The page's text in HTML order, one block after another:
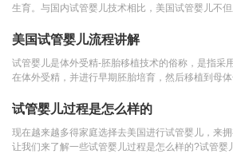
生育。与国内试管婴儿技术相比，美国试管婴儿不但
美国试管婴儿流程讲解
试管婴儿是体外受精-胚胎移植技术的俗称，是指采
在体外受精，并进行早期胚胎培育，然后移植到母
试管婴儿过程是怎么样的
现在越来越多得家庭选择去美国进行试管婴儿，来
让我们来了解一些试管婴儿过程是怎么样的?试管婴